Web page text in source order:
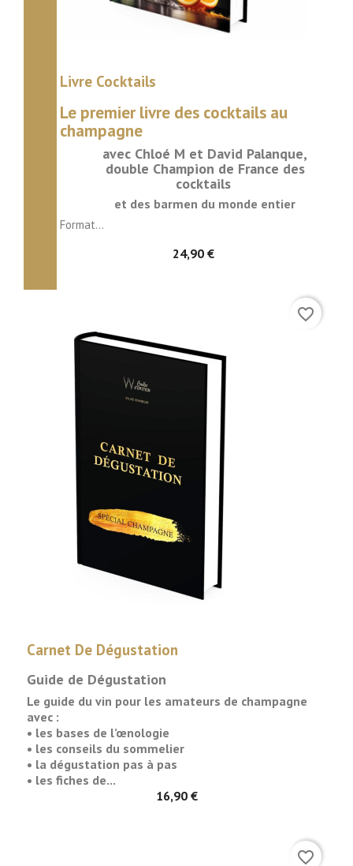
Livre Cocktails
Le premierlivre des cocktails au
champagne
avec Chloé M et David Palanque,
double Champion de France des
cocktails
et des barmen du monde entier
Format...
24,90 €
Carnet De Dégustation
Guide de Dégustation
Le guide du vin pour les amateurs de champagne
avec :
• les bases de l’œnologie
• les conseils du sommelier
• la dégustation pas à pas
• les fiches de...
16,90 €
favorite_border
favorite_border